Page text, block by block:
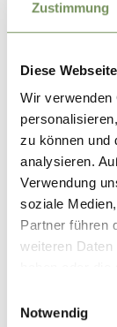
Zustimmung
Diese
Wir verwenden
zu können und
analysieren.
Verwendung
soziale
Partner führen
weiteren
Notwendig